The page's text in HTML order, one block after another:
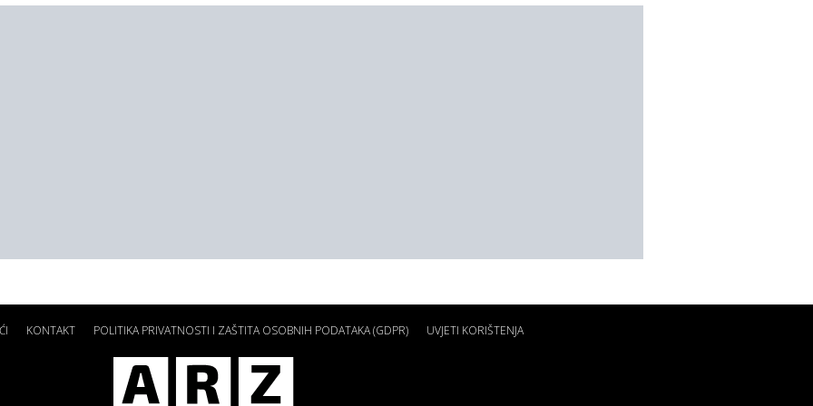
KONTAKT POLITIKA PRIVATNOSTI I ZAŠTITA OSOBNIH PODATAKA (GDPR) UVJETI KORIŠTENJA